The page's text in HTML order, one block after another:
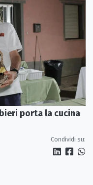
porta la cucina
Condividi su: